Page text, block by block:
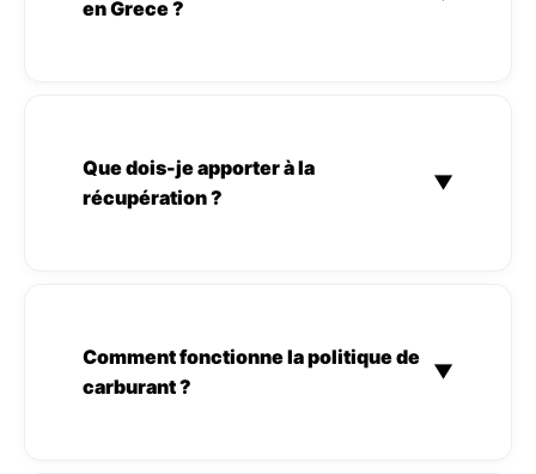
en Grece ?
Que dois-je apporter à la
récupération ?
▼
Comment fonctionne la politique de
carburant ?
▼